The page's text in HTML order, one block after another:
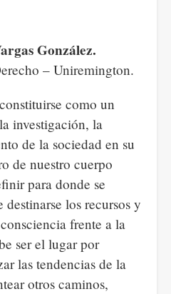
González.
– Uniremington.
como un
investigación, la
de la sociedad en su
de nuestro cuerpo
para donde se
los recursos y
frente a la
ser el lugar por
las tendencias de la
otros caminos,